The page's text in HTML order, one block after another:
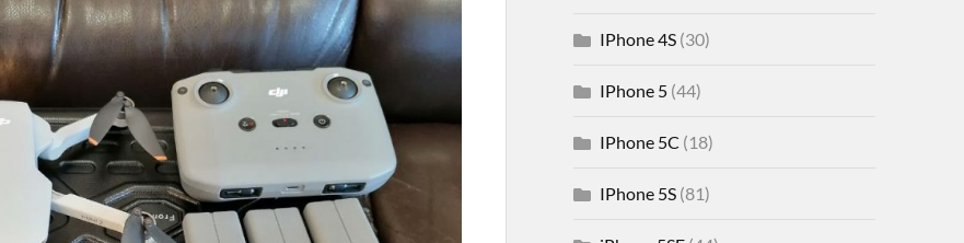
IPhone 4S(30)
IPhone 5(44)
IPhone 5C (18)
IPhone 5S(81)